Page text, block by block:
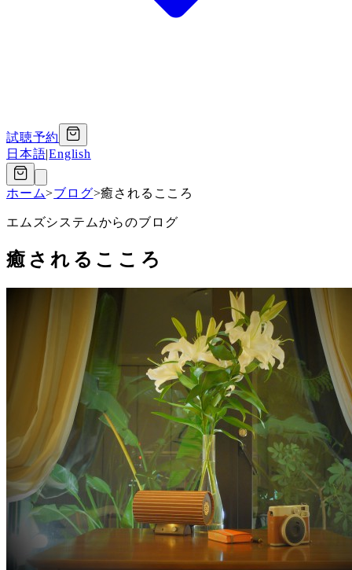
試聴予約
日本語|English
ホーム>ブログ>癒されるこころ
エムズシステムからのブログ
癒されるこころ